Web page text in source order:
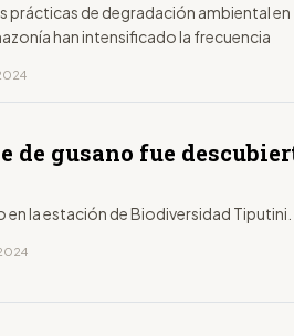
prácticas de degradación ambiental en
han intensificado la frecuencia
de gusano fue
en la estación de Biodiversidad Tiputini.